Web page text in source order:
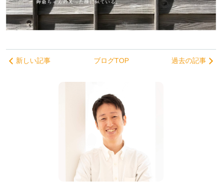
新しい記事 ブログTOP 過去の記事